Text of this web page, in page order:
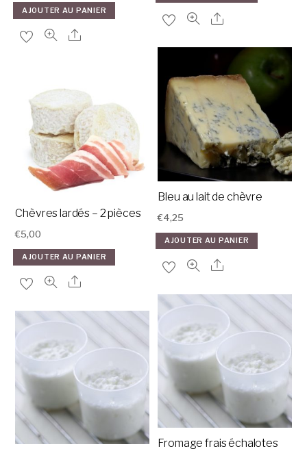
AJOUTER AU PANIER
Bleu au lait de chèvre
€4,25
AJOUTER AU PANIER
Chèvres lardés – 2 pièces
€5,00
AJOUTER AU PANIER
Fromage frais échalotes